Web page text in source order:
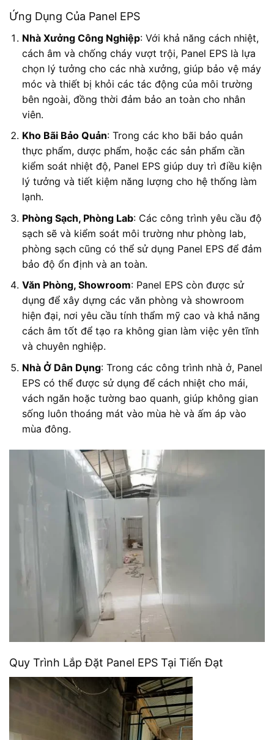
Ứng Dụng Của Panel EPS
Nhà Xưởng Công Nghiệp: Với khả năng cách nhiệt,
cách âm và chống cháy vượt trội, Panel EPS là lựa
chọn lý tưởng cho các nhà xưởng, giúp bảo vệ máy
móc và thiết bị khỏi các tác động của môi trường
bên ngoài, đồng thời đảm bảo an toàn cho nhân
viên.
Kho Bãi Bảo Quản: Trong các kho bãi bảo quản
thực phẩm, dược phẩm, hoặc các sản phẩm cần
kiểm soát nhiệt độ, Panel EPS giúp duy trì điều kiện
lý tưởng và tiết kiệm năng lượng cho hệ thống làm
lạnh.
Phòng Sạch, Phòng Lab: Các công trình yêu cầu độ
sạch sẽ và kiểm soát môi trường như phòng lab,
phòng sạch cũng có thể sử dụng Panel EPS để đảm
bảo độ ổn định và an toàn.
Văn Phòng, Showroom: Panel EPS còn được sử
dụng để xây dựng các văn phòng và showroom
hiện đại, nơi yêu cầu tính thẩm mỹ cao và khả năng
cách âm tốt để tạo ra không gian làm việc yên tĩnh
và chuyên nghiệp.
Nhà Ở Dân Dụng: Trong các công trình nhà ở, Panel
EPS có thể được sử dụng để cách nhiệt cho mái,
vách ngăn hoặc tường bao quanh, giúp không gian
sống luôn thoáng mát vào mùa hè và ấm áp vào
mùa đông.
Quy Trình Lắp Đặt Panel EPS Tại Tiến Đạt